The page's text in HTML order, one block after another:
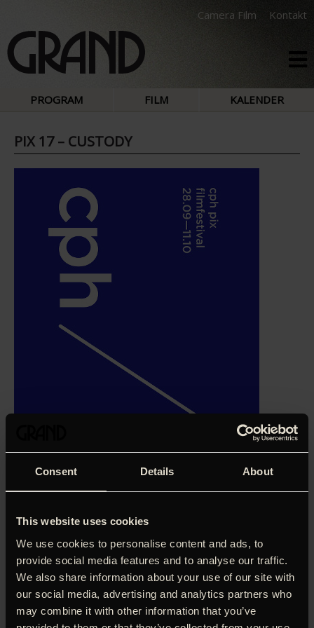
Consent Details About
This website uses cookies
We use cookies to personalise content and ads, to
provide social media features and to analyse our traffic.
We also share information about your use of our site with
our social media, advertising and analytics partners who
may combine it with other information that you’ve
Camera Film Kontakt
PROGRAM FILM KALENDER
PIX 17 – CUSTODY
'Man glemmer at trække vejret til dybt bevægende film om
psykisk terror.' Sofie Lykke Stenstrop, Soundvenue (5
stjerner)
Efter deres skilsmisse får Myriam og Antoine delt
forældreret over deres søn. Stik mod ønsket fra den 13-